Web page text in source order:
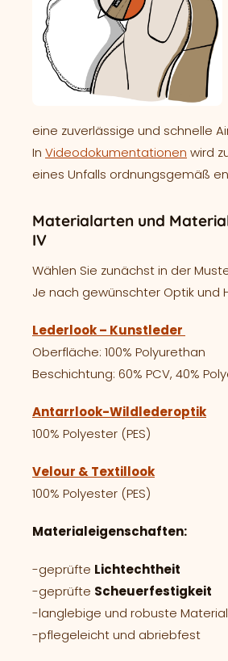
eine zuverlässige und schnelle
In Videodokumentationen wird
eines Unfalls ordnungsgemäß
Materialarten und
IV
Wählen Sie zunächst in der
Je nach gewünschter Optik und
Lederlook – Kunstleder
Oberfläche: 100% Polyurethan
Beschichtung: 60% PCV, 40%
Antarrlook-Wildlederoptik
100% Polyester (PES)
Velour & Textillook
100% Polyester (PES)
Materialeigenschaften:
-geprüfte Lichtechtheit
-geprüfte Scheuerfestigkeit
-langlebige und robuste
-pflegeleicht und abriebfest